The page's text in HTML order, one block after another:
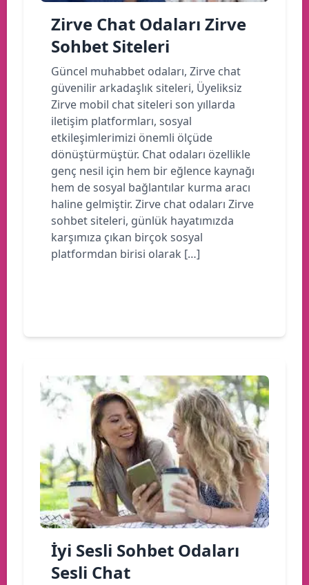
Zirve Chat Odaları Zirve
Sohbet Siteleri
Güncel muhabbet odaları, Zirve chat
güvenilir arkadaşlık siteleri, Üyeliksiz
Zirve mobil chat siteleri son yıllarda
iletişim platformları, sosyal
etkileşimlerimizi önemli ölçüde
dönüştürmüştür. Chat odaları özellikle
genç nesil için hem bir eğlence kaynağı
hem de sosyal bağlantılar kurma aracı
haline gelmiştir. Zirve chat odaları Zirve
sohbet siteleri, günlük hayatımızda
karşımıza çıkan birçok sosyal
platformdan birisi olarak […]
İyi Sesli Sohbet Odaları
Sesli Chat